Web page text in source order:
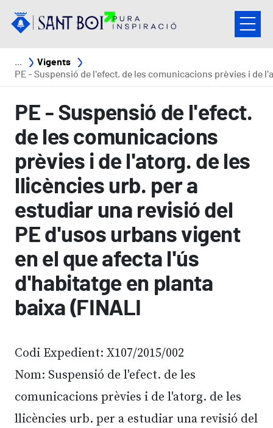
Fil d'ariadna
Vigents
PE - Suspensió de l'efect. de les comunicacions prèvies i de l'atorg. de les llicències urb. per a estudiar una revisió del PE d'usos urbans vigent en el que afecta l'ús d'habitatge en planta baixa
PE - Suspensió de l'efect.
de les comunicacions
prèvies i de l'atorg. de les
llicències urb. per a
estudiar una revisió del
PE d'usos urbans vigent
en el que afecta l'ús
d'habitatge en planta
baixa (FINALI
Codi Expedient: X107/2015/002
Nom: Suspensió de l'efect. de les
comunicacions prèvies i de l'atorg. de les
llicències urb. per a estudiar una revisió del